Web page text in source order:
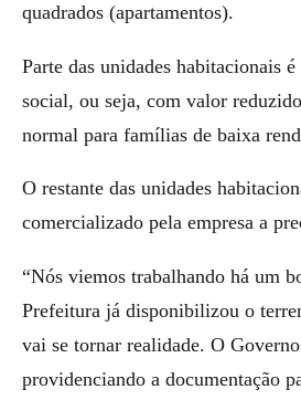
quadrados (apartamentos).
Parte das unidades habitacionais
social, ou seja, com valor
normal para famílias de baixa
O restante das unidades
comercializado pela empresa a
“Nós viemos trabalhando há um
Prefeitura já disponibilizou o
vai se tornar realidade. O
providenciando a documentação